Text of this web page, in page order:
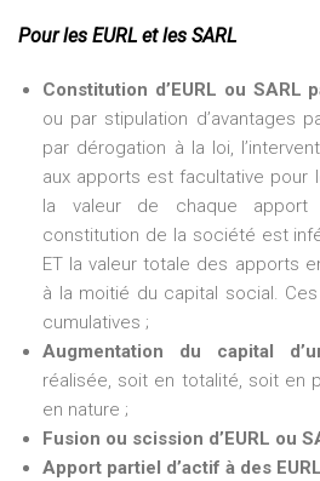
Pour les EURL et les SARL
Constitution d’EURL ou SARL
ou par stipulation d’avantages
par dérogation à la loi,
aux apports est facultative pour
la valeur de chaque apport
constitution de la société est
ET la valeur totale des apports
à la moitié du capital social.
cumulatives ;
Augmentation du capital
réalisée, soit en totalité, soit en
en nature ;
Fusion ou scission d’EURL ou
Apport partiel d’actif à des